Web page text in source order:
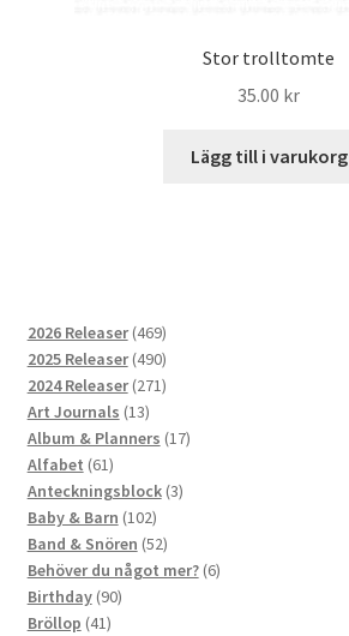
Stor trolltomte
35.00 kr
Lägg till i varukorg
2026 Releaser 469469
produkter
2025 Releaser 490490
produkter
2024 Releaser 271271
Art Journals 1313
produkter
Album & Planners 1717
Alfabet 6161
produkter
Anteckningsblock 33
Baby & Barn 102102
produkter
Band & Snören 5252
produkter
Behöver du något mer? 66
Birthday 9090
Bröllop 4141